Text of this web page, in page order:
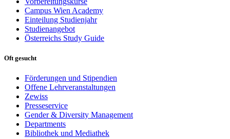
Campus Wien Academy
Einteilung Studienjahr
Studienangebot
Österreichs Study Guide
Oft gesucht
Förderungen und Stipendien
Offene Lehrveranstaltungen
Zewiss
Presseservice
Gender & Diversity Management
Departments
Bibliothek und Mediathek